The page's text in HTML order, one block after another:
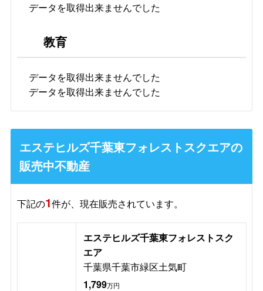
データを取得出来ませんでした
教育
データを取得出来ませんでした
データを取得出来ませんでした
エステヒルズ千葉東フォレストスクエアの
販売中不動産
下記の1件が、現在販売されています。
エステヒルズ千葉東フォレストスク
エア
千葉県千葉市緑区土気町
1,799万円